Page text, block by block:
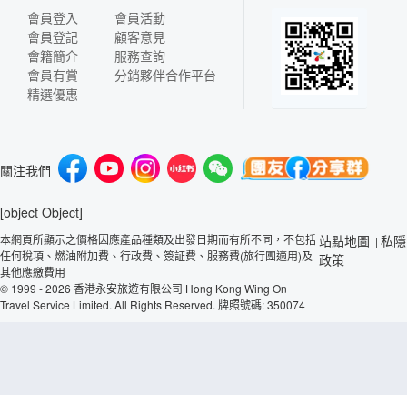
會員登入
會員登記
會籍簡介
會員有賞
精選優惠
會員活動
顧客意見
服務查詢
分銷夥伴合作平台
關注我們
[object Object]
本網頁所顯示之價格因應產品種類及出發日期而有所不同，不包括
任何稅項、燃油附加費、行政費、簽証費、服務費(旅行團適用)及
其他應繳費用
© 1999 - 2026 香港永安旅遊有限公司 Hong Kong Wing On
Travel Service Limited. All Rights Reserved. 牌照號碼: 350074
站點地圖 | 私隱
政策